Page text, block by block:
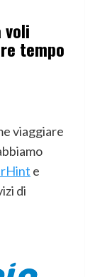
tempo
viaggiare
e
di